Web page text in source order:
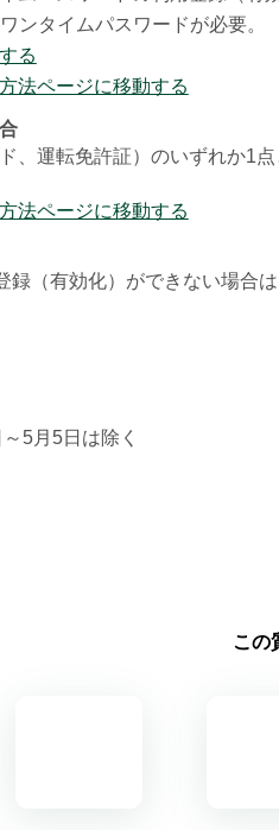
ンタイムパスワードが必要。
る
法ページに移動する
、運転免許証）のいずれか1
法ページに移動する
録（有効化）ができない場合
5月5日は除く
この